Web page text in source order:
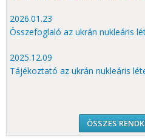
2026.01.23
Összefoglaló az ukrán nukleáris
2025.12.09
Tájékoztató az ukrán nukleáris
ÖSSZES